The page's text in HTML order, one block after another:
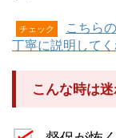
チェック
こちら
丁寧に説明してく
こんな時は